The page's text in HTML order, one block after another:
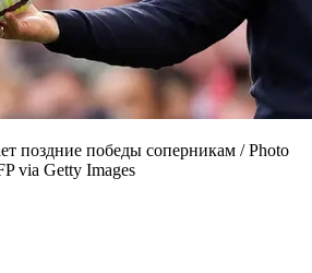
поздние победы соперникам / Photo
via Getty Images